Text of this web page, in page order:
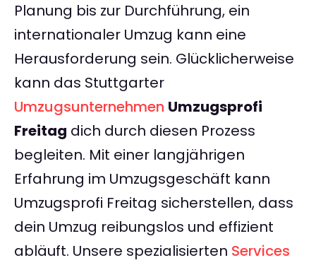
Planung bis zur Durchführung, ein
internationaler Umzug kann eine
Herausforderung sein. Glücklicherweise
kann das Stuttgarter
Umzugsunternehmen Umzugsprofi
Freitag dich durch diesen Prozess
begleiten. Mit einer langjährigen
Erfahrung im Umzugsgeschäft kann
Umzugsprofi Freitag sicherstellen, dass
dein Umzug reibungslos und effizient
abläuft. Unsere spezialisierten Services